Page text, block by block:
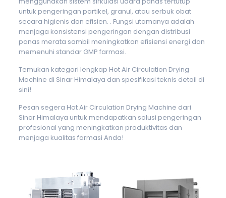
untuk pengeringan partikel, granul, atau serbuk obat
secara higienis dan efisien. . Fungsi utamanya adalah
menjaga konsistensi pengeringan dengan distribusi
panas merata sambil meningkatkan efisiensi energi dan
memenuhi standar GMP farmasi.
Temukan kategori lengkap Hot Air Circulation Drying
Machine di Sinar Himalaya dan spesifikasi teknis detail di
sini!
Pesan segera Hot Air Circulation Drying Machine dari
Sinar Himalaya untuk mendapatkan solusi pengeringan
profesional yang meningkatkan produktivitas dan
menjaga kualitas farmasi Anda!